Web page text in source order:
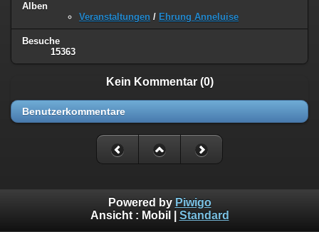
Alben
Veranstaltungen / Ehrung Anneluise
Besuche
15363
Kein Kommentar (0)
Benutzerkommentare
Powered by Piwigo
Ansicht : Mobil Standard